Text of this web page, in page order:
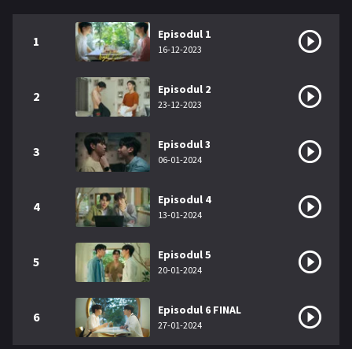
RECOMANDĂRI PROIECTE
ALĂTURĂ-TE
Înregistrează-te
Contul meu Ieși
1 Episodul 1
16-12-2023
2 Episodul 2
23-12-2023
3 Episodul 3
06-01-2024
4 Episodul 4
13-01-2024
5 Episodul 5
20-01-2024
6 Episodul 6 FINAL
27-01-2024